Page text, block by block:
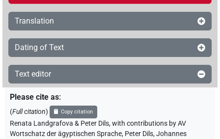
Translation
Dating of Text
Text editor
Please cite as:
(Full citation) Copy citation
Renata Landgrafova & Peter Dils,with contributions byAV
Wortschatz der ägyptischen Sprache, Peter Dils,Johannes